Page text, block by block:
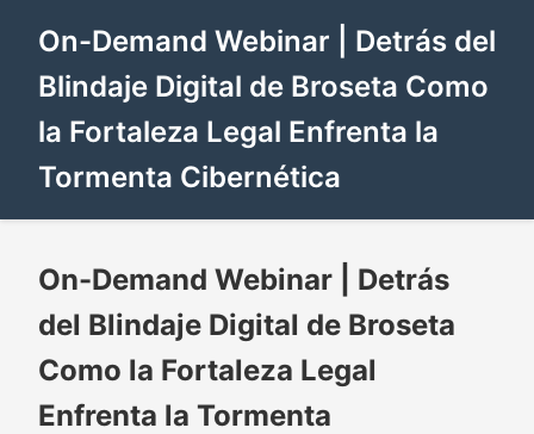
On-Demand Webinar | Detrás del
Blindaje Digital de Broseta Como
la Fortaleza Legal Enfrenta la
Tormenta Cibernética
On-Demand Webinar | Detrás
del Blindaje Digital de Broseta
Como la Fortaleza Legal
Enfrenta la Tormenta